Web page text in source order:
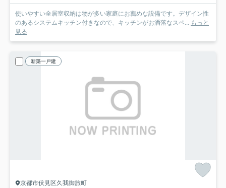
使いやすい全居室収納は物が多い家庭にお薦めな設備です。デザイン性
のあるシステムキッチン付きなので、キッチンがお洒落なスペ... もっと
見る
新築一戸建
京都市伏見区久我御旅町